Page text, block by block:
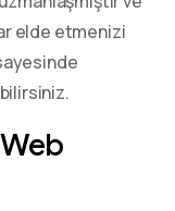
elde etmenizi